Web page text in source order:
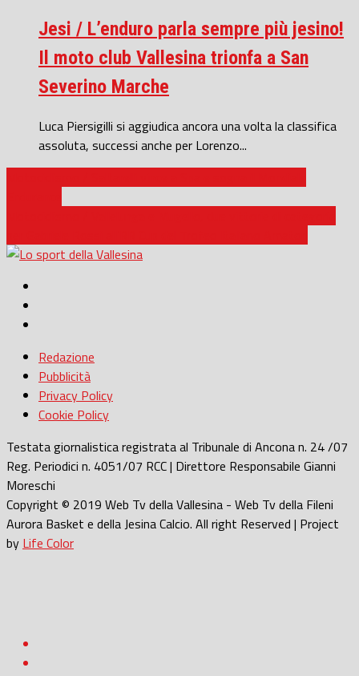
Jesi / L’enduro parla sempre più jesino!
Il moto club Vallesina trionfa a San
Severino Marche
Luca Piersigilli si aggiudica ancora una volta la classifica
assoluta, successi anche per Lorenzo...
Redazione
Pubblicità
Privacy Policy
Cookie Policy
Testata giornalistica registrata al Tribunale di Ancona n. 24 /07
Reg. Periodici n. 4051/07 RCC | Direttore Responsabile Gianni
Moreschi
Copyright © 2019 Web Tv della Vallesina - Web Tv della Fileni
Aurora Basket e della Jesina Calcio. All right Reserved | Project
by Life Color